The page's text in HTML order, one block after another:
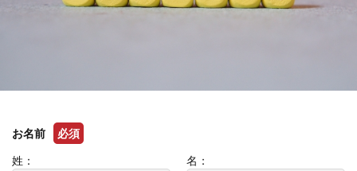
お名前
必須
姓：
名：